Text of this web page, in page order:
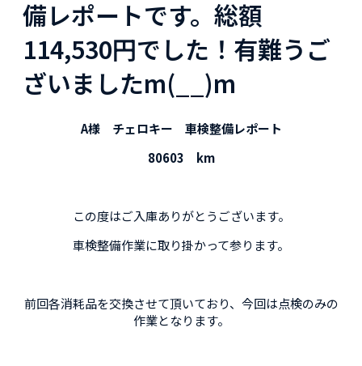
備レポートです。総額
114,530円でした！有難うご
ざいましたm(__)m
A様 チェロキー 車検整備レポート
80603 km
この度はご入庫ありがとうございます。
車検整備作業に取り掛かって参ります。
前回各消耗品を交換させて頂いており、今回は点検のみの
作業となります。